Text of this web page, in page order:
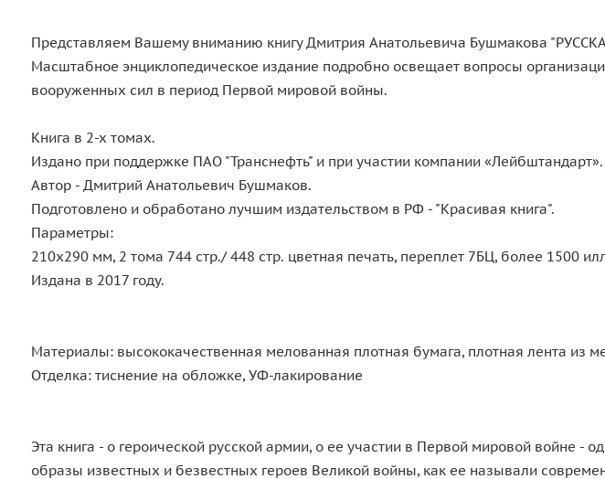
Представляем Вашему вниманию книгу Дмитрия Анатольевича Бушмакова
Масштабное энциклопедическое издание подробно освещает вопросы
вооруженных сил в период Первой мировой войны.
Книга в 2-х томах.
Издано при поддержке ПАО "Транснефть" и при участии компании «Лейбштандарт».
Автор - Дмитрий Анатольевич Бушмаков.
Подготовлено и обработано лучшим издательством в РФ - "Красивая книга".
Параметры:
210х290 мм, 2 тома 744 стр./ 448 стр. цветная печать, переплет 7БЦ, более 1500
Издана в 2017 году.
Материалы: высококачественная мелованная плотная бумага, плотная лента из
Отделка: тиснение на обложке, УФ-лакирование
Эта книга - о героической русской армии, о ее участии в Первой мировой войне
образы известных и безвестных героев Великой войны, как ее называли